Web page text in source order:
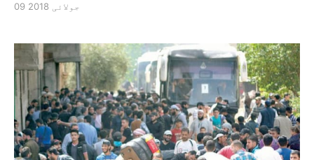
ہوگئے ہیں اور حملے کے سلسلے میں حکومت کے
تل ابیب نے اس کا […]
09 جولائی 2018